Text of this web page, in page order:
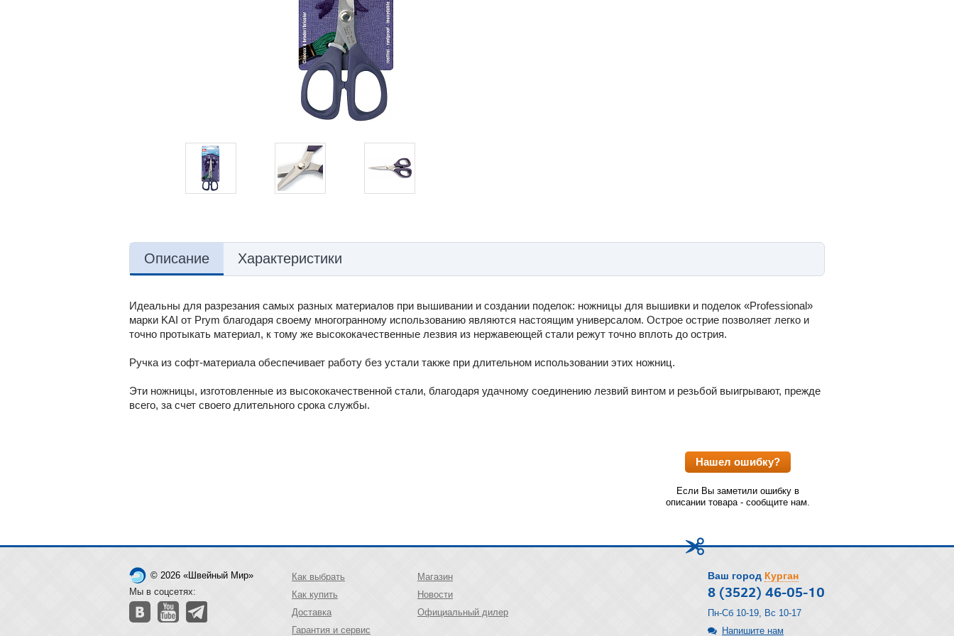
Описание Характеристики
Идеальны для разрезания самых разных материалов при вышивании и создании поделок: ножницы для вышивки и поделок «Professional»
марки KAI от Prym благодаря своему многогранному использованию являются настоящим универсалом. Острое острие позволяет легко и
точно протыкать материал, к тому же высококачественные лезвия из нержавеющей стали режут точно вплоть до острия.
Ручка из софт-материала обеспечивает работу без устали также при длительном использовании этих ножниц.
Эти ножницы, изготовленные из высококачественной стали, благодаря удачному соединению лезвий винтом и резьбой выигрывают, прежде
всего, за счет своего длительного срока службы.
Нашел ошибку?
Если Вы заметили ошибку в
описании товара - сообщите нам.
© 2026 «Швейный Мир»
Мы в соцсетях:
Как выбрать
Как купить
Доставка
Гарантия и сервис
Магазин
Новости
Официальный дилер
Ваш город Курган
8 (3522) 46-05-10
Пн-Сб 10-19, Вс 10-17
Напишите нам